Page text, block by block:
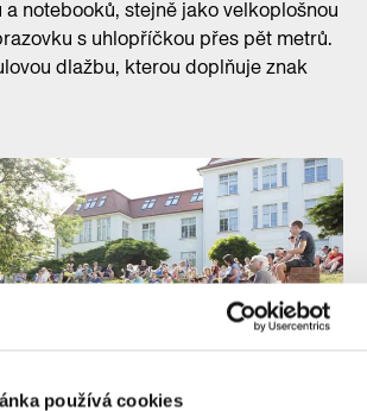
používá cookies
notebooků, stejně jako velkoplošnou
s uhlopříčkou přes pět metrů.
dlažbu, kterou doplňuje znak